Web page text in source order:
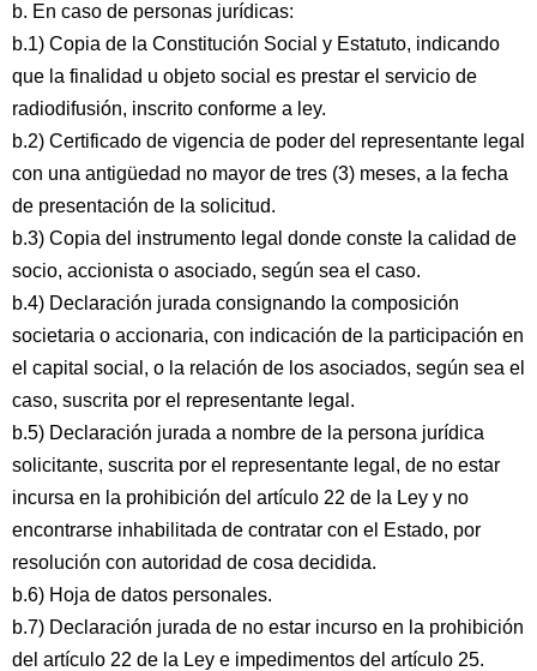
b. En caso de personas jurídicas:
b.1) Copia de la Constitución Social y Estatuto, indicando
que la finalidad u objeto social es prestar el servicio de
radiodifusión, inscrito conforme a ley.
b.2) Certificado de vigencia de poder del representante legal
con una antigüedad no mayor de tres (3) meses, a la fecha
de presentación de la solicitud.
b.3) Copia del instrumento legal donde conste la calidad de
socio, accionista o asociado, según sea el caso.
b.4) Declaración jurada consignando la composición
societaria o accionaria, con indicación de la participación en
el capital social, o la relación de los asociados, según sea el
caso, suscrita por el representante legal.
b.5) Declaración jurada a nombre de la persona jurídica
solicitante, suscrita por el representante legal, de no estar
incursa en la prohibición del artículo 22 de la Ley y no
encontrarse inhabilitada de contratar con el Estado, por
resolución con autoridad de cosa decidida.
b.6) Hoja de datos personales.
b.7) Declaración jurada de no estar incurso en la prohibición
del artículo 22 de la Ley e impedimentos del artículo 25.